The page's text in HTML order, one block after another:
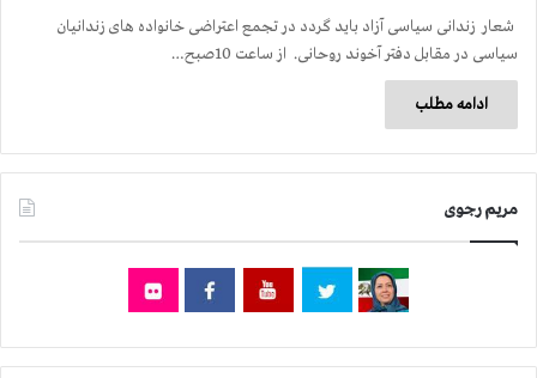
شعار زندانی سیاسی آزاد باید گردد در تجمع اعتراضی خانواده های زندانیان
سیاسی در مقابل دفتر آخوند روحانی. از ساعت 10صبح…
ادامه مطلب
مریم رجوی